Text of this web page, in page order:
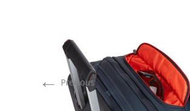
← Previous